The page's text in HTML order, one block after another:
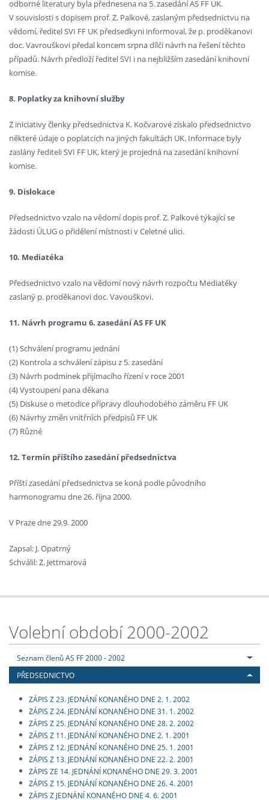
odborné literatury byla přednesena na 5. zasedání AS FF UK.
V souvislosti s dopisem prof. Z. Palkové, zaslaným předsednictvu na
vědomí, ředitel SVI FF UK předsedkyni informoval, že p. proděkanovi
doc. Vavrouškovi předal koncem srpna dílčí návrh na řešení těchto
případů. Návrh předloží ředitel SVI i na nejbližším zasedání knihovní
komise.
8. Poplatky za knihovní služby
Z iniciativy členky předsednictva K. Kočvarové získalo předsednictvo
některé údaje o poplatcích na jiných fakultách UK. Informace byly
zaslány řediteli SVI FF UK, který je projedná na zasedání knihovní
komise.
9. Dislokace
Předsednictvo vzalo na vědomí dopis prof. Z. Palkové týkající se
žádosti ÚLUG o přidělení místnosti v Celetné ulici.
10. Mediatéka
Předsednictvo vzalo na vědomí nový návrh rozpočtu Mediatéky
zaslaný p. proděkanovi doc. Vavouškovi.
11. Návrh programu 6. zasedání AS FF UK
(1) Schválení programu jednání
(2) Kontrola a schválení zápisu z 5. zasedání
(3) Návrh podmínek přijímacího řízení v roce 2001
(4) Vystoupení pana děkana
(5) Diskuse o metodice přípravy dlouhodobého záměru FF UK
(6) Návrhy změn vnitřních předpisů FF UK
(7) Různé
12. Termín příštího zasedání předsednictva
Příští zasedání předsednictva se koná podle původního
harmonogramu dne 26. října 2000.
V Praze dne 29.9. 2000
Zapsal: J. Opatrný
Schválil: Z. Jettmarová
Volební období 2000-2002
Seznam členů AS FF 2000 - 2002
PŘEDSEDNICTVO
ZÁPIS Z 23. JEDNÁNÍ KONANÉHO DNE 2. 1. 2002
ZÁPIS Z 24. JEDNÁNÍ KONANÉHO DNE 31. 1. 2002
ZÁPIS Z 25. JEDNÁNÍ KONANÉHO DNE 28. 2. 2002
ZÁPIS Z 11. JEDNÁNÍ KONANÉHO DNE 2. 1. 2001
ZÁPIS Z 12. JEDNÁNÍ KONANÉHO DNE 25. 1. 2001
ZÁPIS Z 13. JEDNÁNÍ KONANÉHO DNE 22. 2. 2001
ZÁPIS ZE 14. JEDNÁNÍ KONANÉHO DNE 29. 3. 2001
ZÁPIS Z 15. JEDNÁNÍ KONANÉHO DNE 26. 4. 2001
ZÁPIS Z JEDNÁNÍ KONANÉHO DNE 4. 6. 2001